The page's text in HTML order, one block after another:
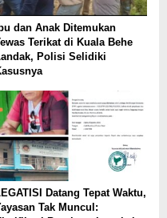
Ibu dan Anak Ditemukan
Terikat di Kuala Behe
Polisi Selidiki
Datang Tepat Waktu,
Tak Muncul: